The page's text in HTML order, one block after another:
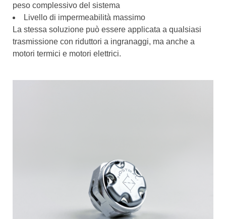
peso complessivo del sistema
Livello di impermeabilità massimo
La stessa soluzione può essere applicata a qualsiasi
trasmissione con riduttori a ingranaggi, ma anche a
motori termici e motori elettrici.